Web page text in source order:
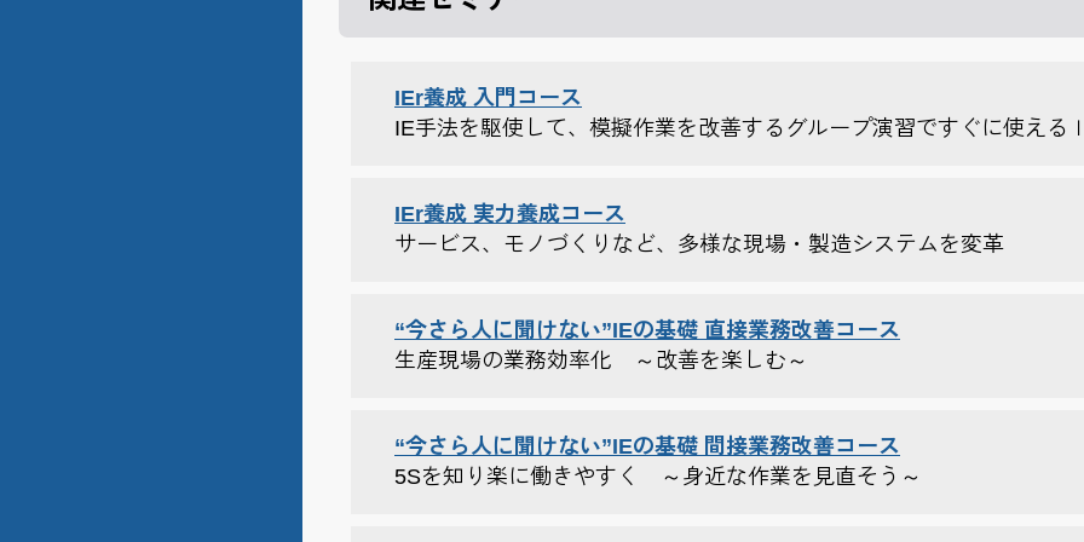
IEr養成 入門コース
IE手法を駆使して、模擬作業を改善するグループ演習ですぐに使える
IEr養成 実力養成コース
サービス、モノづくりなど、多様な現場・製造システムを変革
“今さら人に聞けない”IEの基礎 直接業務改善コース
生産現場の業務効率化 ～改善を楽しむ～
“今さら人に聞けない”IEの基礎 間接業務改善コース
5Sを知り楽に働きやすく ～身近な作業を見直そう～